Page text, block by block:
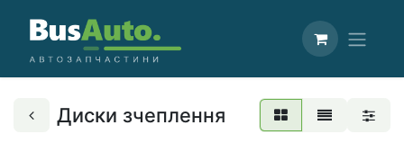
Диски зчеплення